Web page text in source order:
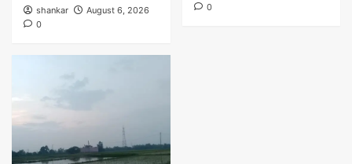
shankar
August 6, 2026
0
0